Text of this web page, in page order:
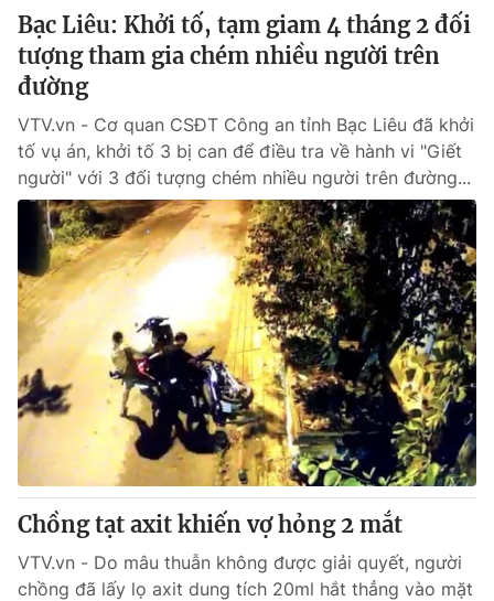
Bạc Liêu: Khởi tố, tạm giam 4 tháng 2 đối
tượng tham gia chém nhiều người trên
đường
VTV.vn - Cơ quan CSĐT Công an tỉnh Bạc Liêu đã khởi
tố vụ án, khởi tố 3 bị can để điều tra về hành vi "Giết
người" với 3 đối tượng chém nhiều người trên đường...
Chồng tạt axit khiến vợ hỏng 2 mắt
VTV.vn - Do mâu thuẫn không được giải quyết, người
chồng đã lấy lọ axit dung tích 20ml hắt thẳng vào mặt